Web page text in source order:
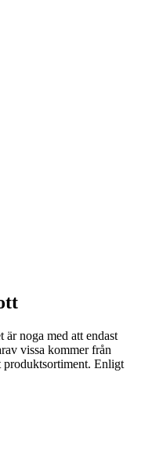
noga med att endast
vissa kommer från
Enligt